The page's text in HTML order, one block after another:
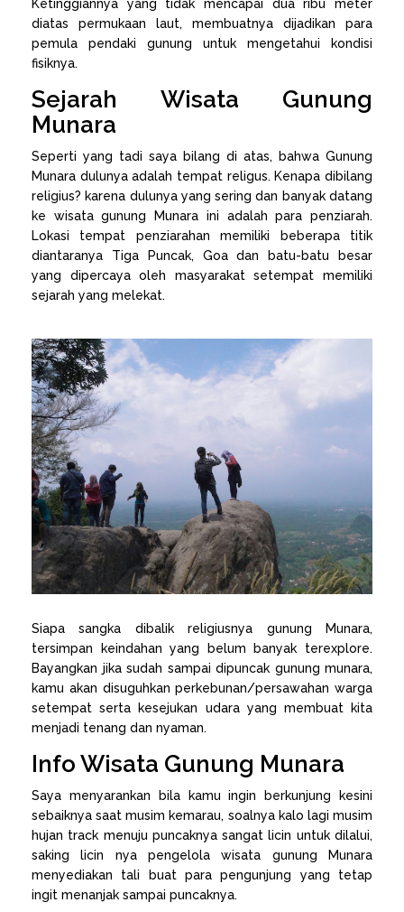
Ketinggiannya yang tidak mencapai dua ribu meter
diatas permukaan laut, membuatnya dijadikan para
pemula pendaki gunung untuk mengetahui kondisi
fisiknya.
Sejarah Wisata Gunung
Munara
Seperti yang tadi saya bilang di atas, bahwa Gunung
Munara dulunya adalah tempat religus. Kenapa dibilang
religius? karena dulunya yang sering dan banyak datang
ke wisata gunung Munara ini adalah para penziarah.
Lokasi tempat penziarahan memiliki beberapa titik
diantaranya Tiga Puncak, Goa dan batu-batu besar
yang dipercaya oleh masyarakat setempat memiliki
sejarah yang melekat.
Siapa sangka dibalik religiusnya gunung Munara,
tersimpan keindahan yang belum banyak terexplore.
Bayangkan jika sudah sampai dipuncak gunung munara,
kamu akan disuguhkan perkebunan/persawahan warga
setempat serta kesejukan udara yang membuat kita
menjadi tenang dan nyaman.
Info Wisata Gunung Munara
Saya menyarankan bila kamu ingin berkunjung kesini
sebaiknya saat musim kemarau, soalnya kalo lagi musim
hujan track menuju puncaknya sangat licin untuk dilalui,
saking licin nya pengelola wisata gunung Munara
menyediakan tali buat para pengunjung yang tetap
ingit menanjak sampai puncaknya.